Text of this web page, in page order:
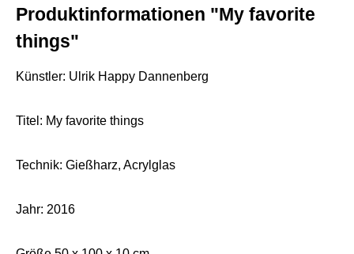
Produktinformationen "My favorite
things"
Künstler: Ulrik Happy Dannenberg
Titel: My favorite things
Technik: Gießharz, Acrylglas
Jahr: 2016